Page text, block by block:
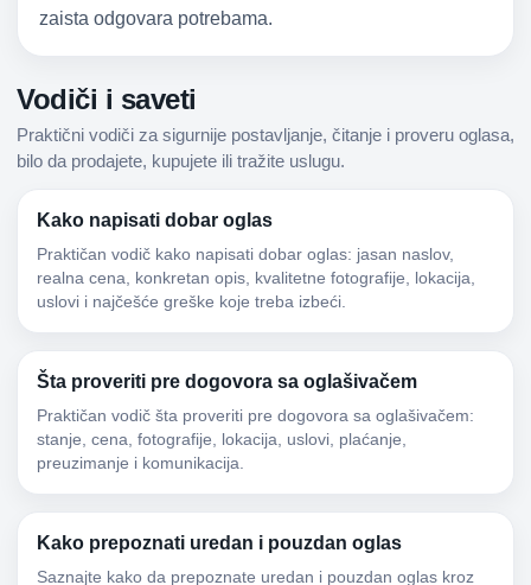
zaista odgovara potrebama.
Vodiči i saveti
Praktični vodiči za sigurnije postavljanje, čitanje i proveru oglasa,
bilo da prodajete, kupujete ili tražite uslugu.
Kako napisati dobar oglas
Praktičan vodič kako napisati dobar oglas: jasan naslov,
realna cena, konkretan opis, kvalitetne fotografije, lokacija,
uslovi i najčešće greške koje treba izbeći.
Šta proveriti pre dogovora sa oglašivačem
Praktičan vodič šta proveriti pre dogovora sa oglašivačem:
stanje, cena, fotografije, lokacija, uslovi, plaćanje,
preuzimanje i komunikacija.
Kako prepoznati uredan i pouzdan oglas
Saznajte kako da prepoznate uredan i pouzdan oglas kroz